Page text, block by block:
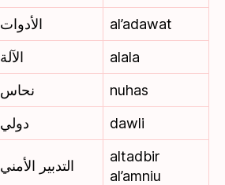
الأدوات
al’adawat
الآلة
alala
نحاس
nuhas
دولي
dawli
التدبير الأمني
altadbir
al’amniu